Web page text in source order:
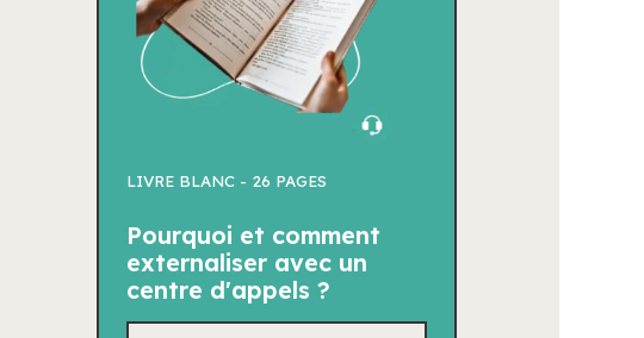
LIVRE BLANC - 26 PAGES
Pourquoi et comment
externaliser avec un
centre d'appels ?